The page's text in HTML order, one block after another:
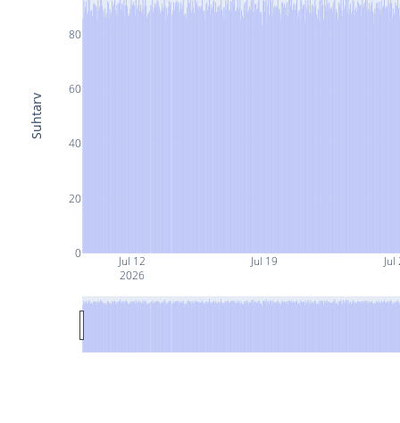
Jul 12
2026
Jul 19 Jul
0
20
40
60
80
Suhtarv